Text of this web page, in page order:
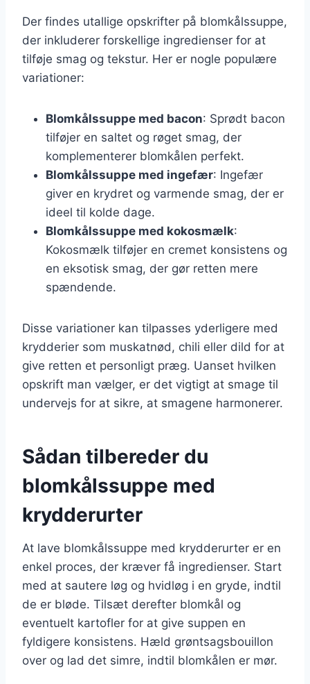
Der findes utallige opskrifter på blomkålssuppe,
der inkluderer forskellige ingredienser for at
tilføje smag og tekstur. Her er nogle populære
variationer:
Blomkålssuppe med bacon: Sprødt bacon
tilføjer en saltet og røget smag, der
komplementerer blomkålen perfekt.
Blomkålssuppe med ingefær: Ingefær
giver en krydret og varmende smag, der er
ideel til kolde dage.
Blomkålssuppe med kokosmælk:
Kokosmælk tilføjer en cremet konsistens og
en eksotisk smag, der gør retten mere
spændende.
Disse variationer kan tilpasses yderligere med
krydderier som muskatnød, chili eller dild for at
give retten et personligt præg. Uanset hvilken
opskrift man vælger, er det vigtigt at smage til
undervejs for at sikre, at smagene harmonerer.
Sådan tilbereder du
blomkålssuppe med
krydderurter
At lave blomkålssuppe med krydderurter er en
enkel proces, der kræver få ingredienser. Start
med at sautere løg og hvidløg i en gryde, indtil
de er bløde. Tilsæt derefter blomkål og
eventuelt kartofler for at give suppen en
fyldigere konsistens. Hæld grøntsagsbouillon
over og lad det simre, indtil blomkålen er mør.